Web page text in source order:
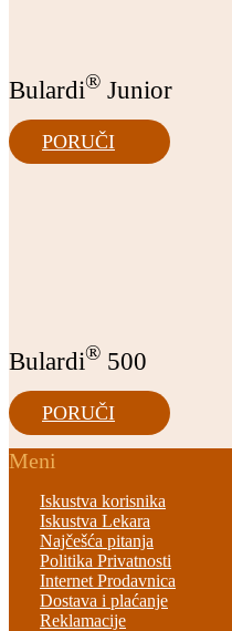
Bulardi® Junior
PORUČI
Bulardi® 500
PORUČI
Meni
Iskustva korisnika
Iskustva Lekara
Najčešća pitanja
Politika Privatnosti
Internet Prodavnica
Dostava i plaćanje
Reklamacije